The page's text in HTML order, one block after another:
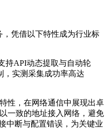
凭借以下特性成为行业标
持API动态提取与自动轮
，实测采集成功率高达
性，在网络通信中展现出卓
一致的地址接入网络，避免
中断与配置错误，为关键业